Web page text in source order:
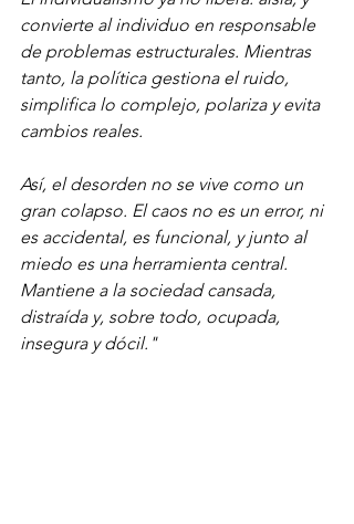
convierte al individuo en responsable
de problemas estructurales. Mientras
tanto, la política gestiona el ruido,
simplifica lo complejo, polariza y evita
cambios reales.
Así, el desorden no se vive como un
gran colapso. El caos no es un error, ni
es accidental, es funcional, y junto al
miedo es una herramienta central.
Mantiene a la sociedad cansada,
distraída y, sobre todo, ocupada,
insegura y dócil."